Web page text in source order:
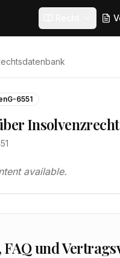
6551
Insolvenzrecht
available.
und